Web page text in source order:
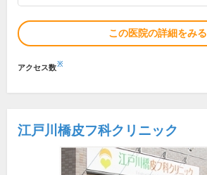
この医院の詳細をみる
アクセス数※
江戸川橋皮フ科クリニック